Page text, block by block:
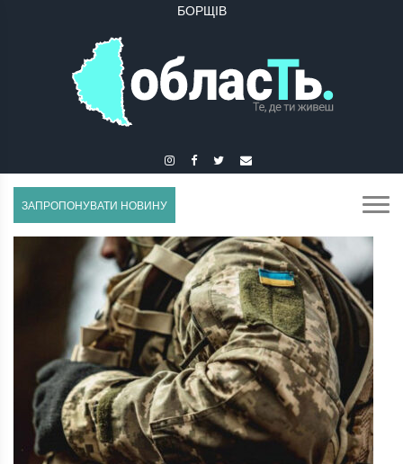
БУЧАЧ
ЗАПРОПОНУВАТИ НОВИНУ